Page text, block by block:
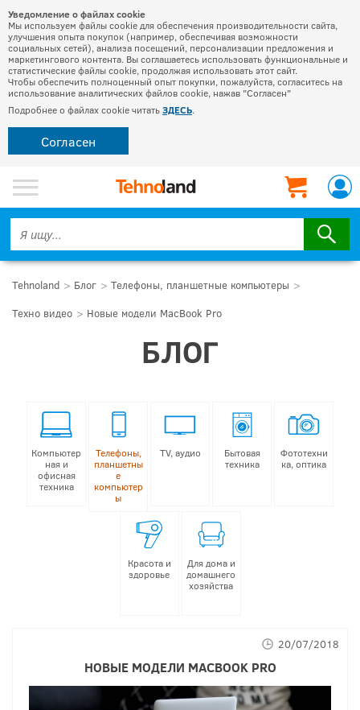
Уведомление о файлах cookie
Мы используем файлы cookie для обеспечения производительности сайта,
улучшения опыта покупок (например, обеспечивая возможности
социальных сетей), анализа посещений, персонализации предложения и
маркетингового контента. Вы соглашаетесь использовать функциональные и
статистические файлы cookie, продолжая использовать этот сайт.
Чтобы обеспечить полноценный опыт покупки, пожалуйста, согласитесь на
использование аналитических файлов cookie, нажав "Согласен"
Подробнее о файлах cookie читатьЗДЕСЬ.
Согласен
Tehnoland Блог
Телефоны, планшетные компьютеры
Техно видео
Новые модели MacBook Pro
БЛОГ
Компьютер
ная и
офисная
техника
Телефоны,
планшетны
е
компьютер
ы
TV, аудио
Бытовая
техника
Фототехни
ка, оптика
Красота и
здоровье
Для дома и
домашнего
хозяйства
НОВЫЕМОДЕЛИ MACBOOK PRO
20/07/2018